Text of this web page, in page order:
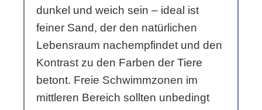
dunkel und weich sein – ideal ist
feiner Sand, der den natürlichen
Lebensraum nachempfindet und den
Kontrast zu den Farben der Tiere
betont. Freie Schwimmzonen im
mittleren Bereich sollten unbedingt